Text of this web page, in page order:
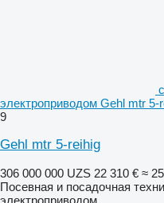
электроприводом Gehl mtr 5-
9
Gehl mtr 5-reihig
306 000 000 UZS 22 310 € ≈
Посевная и посадочная
электроприводом